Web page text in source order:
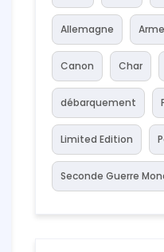
Allemagne
Canon Char
débarquement
Limited Edition
Seconde Guerre